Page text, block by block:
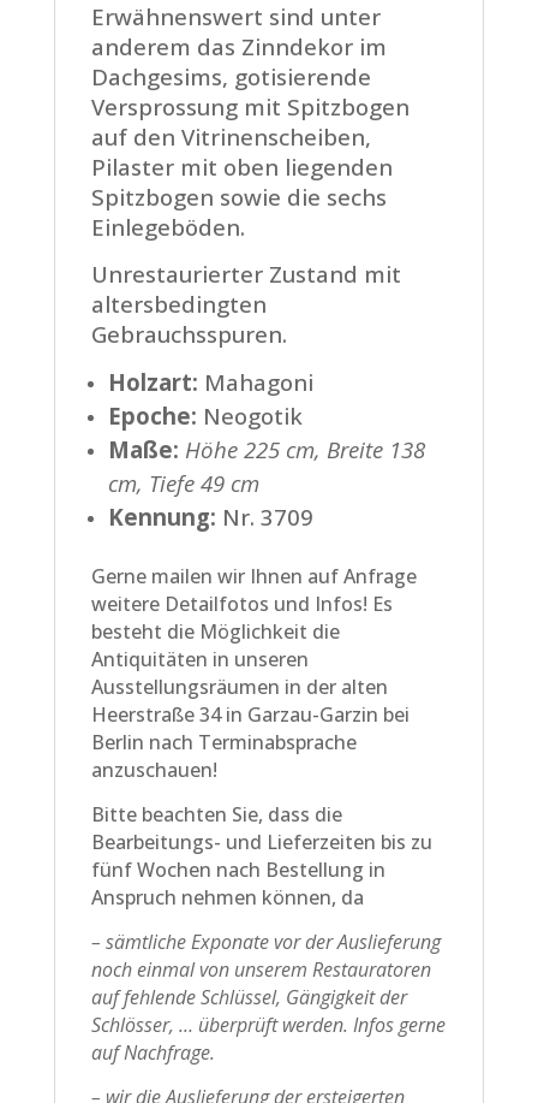
Erwähnenswert sind unter
anderem das Zinndekor im
Dachgesims, gotisierende
Versprossung mit Spitzbogen
auf den Vitrinenscheiben,
Pilaster mit oben liegenden
Spitzbogen sowie die sechs
Einlegeböden.
Unrestaurierter Zustand mit
altersbedingten
Gebrauchsspuren.
Holzart: Mahagoni
Epoche: Neogotik
Maße: Höhe 225 cm, Breite 138
cm, Tiefe 49 cm
Kennung: Nr. 3709
Gerne mailen wir Ihnen auf Anfrage
weitere Detailfotos und Infos! Es
besteht die Möglichkeit die
Antiquitäten in unseren
Ausstellungsräumen in der alten
Heerstraße 34 in Garzau-Garzin bei
Berlin nach Terminabsprache
anzuschauen!
Bitte beachten Sie, dass die
Bearbeitungs- und Lieferzeiten bis zu
fünf Wochen nach Bestellung in
Anspruch nehmen können, da
– sämtliche Exponate vor der Auslieferung
noch einmal von unserem Restauratoren
auf fehlende Schlüssel, Gängigkeit der
Schlösser, … überprüft werden. Infos gerne
auf Nachfrage.
– wir die Auslieferung der ersteigerten